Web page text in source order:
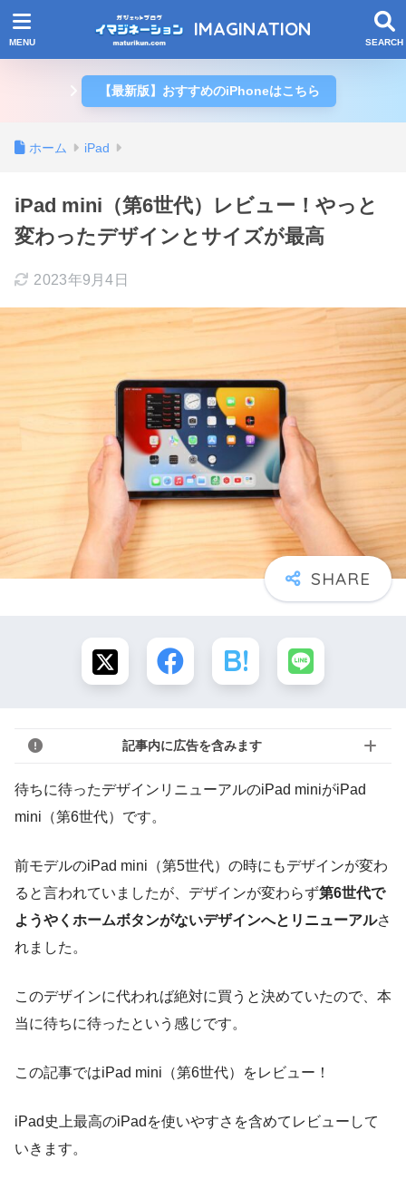
IMAGINATION
【最新版】おすすめのiPhoneはこちら
ホーム iPad
iPad mini（第6世代）レビュー！やっと
変わったデザインとサイズが最高
2023年9月4日
記事内に広告を含みます
待ちに待ったデザインリニューアルのiPad miniがiPad
mini（第6世代）です。
前モデルのiPad mini（第5世代）の時にもデザインが変わ
ると言われていましたが、デザインが変わらず第6世代で
ようやくホームボタンがないデザインへとリニューアルさ
れました。
このデザインに代われば絶対に買うと決めていたので、本
当に待ちに待ったという感じです。
この記事ではiPad mini（第6世代）をレビュー！
iPad史上最高のiPadを使いやすさを含めてレビューして
いきます。